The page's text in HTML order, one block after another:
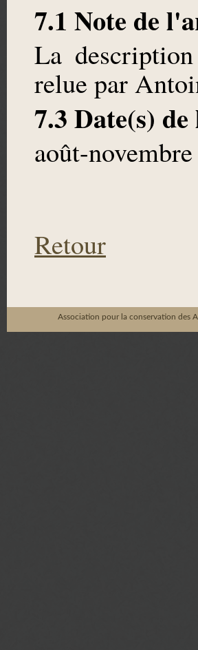
7.1 Note de
La
relue par
7.3 Date(s)
août-
Retour
Association pour la conservation des